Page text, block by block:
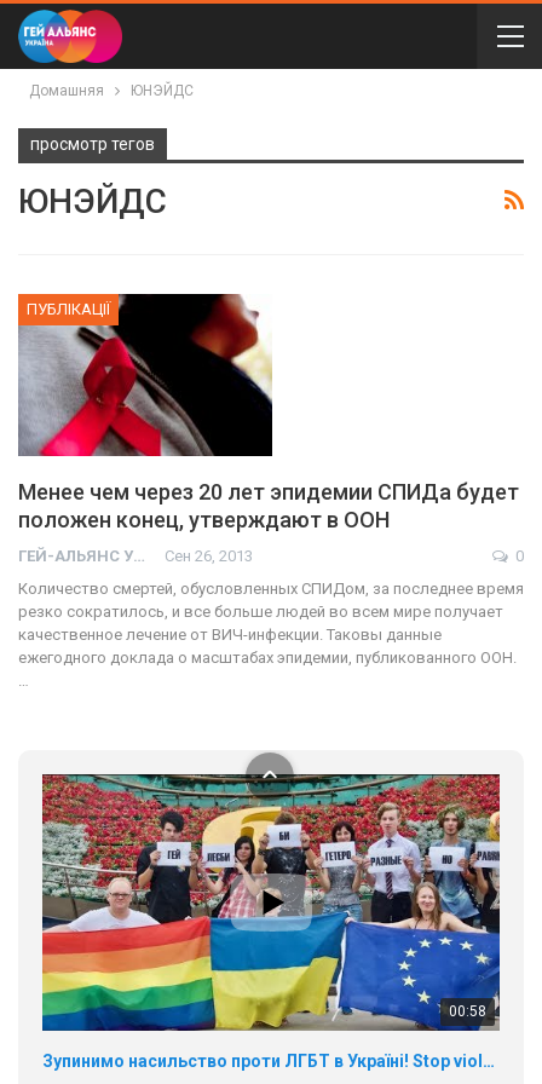
Домашняя ЮНЭЙДС
просмотр тегов
ЮНЭЙДС
ПУБЛІКАЦІЇ
Менее чем через 20 лет эпидемии СПИДа будет
положен конец, утверждают в ООН
ГЕЙ-АЛЬЯНС УКРАИНА Сен 26, 2013
0
Количество смертей, обусловленных СПИДом, за последнее время
резко сократилось, и все больше людей во всем мире получает
качественное лечение от ВИЧ-инфекции. Таковы данные
ежегодного доклада о масштабах эпидемии, публикованного ООН.
…
17 травня IDAHO. Міжнародний день боротьби з гомофобією трансфобією і біфобія.
5/17/2020
В цьому році, пандемія та COVІD-19 не дали нам можливості
провести вуличні акції. Наше відео-звернення про те, що
ГАУ є в 16 областях України.
Разом наш голос лунає гучніше!
00:58
Зупинимо насильство проти ЛГБТ в Україні! Stop violence against LGBT in Ukraine!